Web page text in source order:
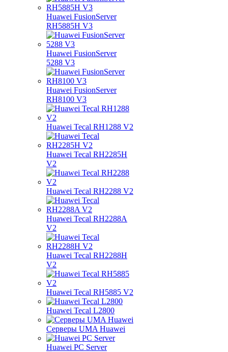
Huawei FusionServer
RH5885H V3
Huawei FusionServer
5288 V3
Huawei FusionServer
RH8100 V3
Huawei Tecal RH1288 V2
Huawei Tecal RH2285H
V2
Huawei Tecal RH2288 V2
Huawei Tecal RH2288A
V2
Huawei Tecal RH2288H
V2
Huawei Tecal RH5885 V2
Huawei Tecal L2800
Серверы UMA Huawei
Huawei PC Server